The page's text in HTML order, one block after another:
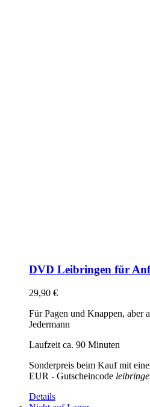
DVD Leibringen für
29,90 €
Für Pagen und Knappen, aber
Jedermann
Laufzeit ca. 90 Minuten
Sonderpreis beim Kauf mit
EUR - Gutscheincode
Details